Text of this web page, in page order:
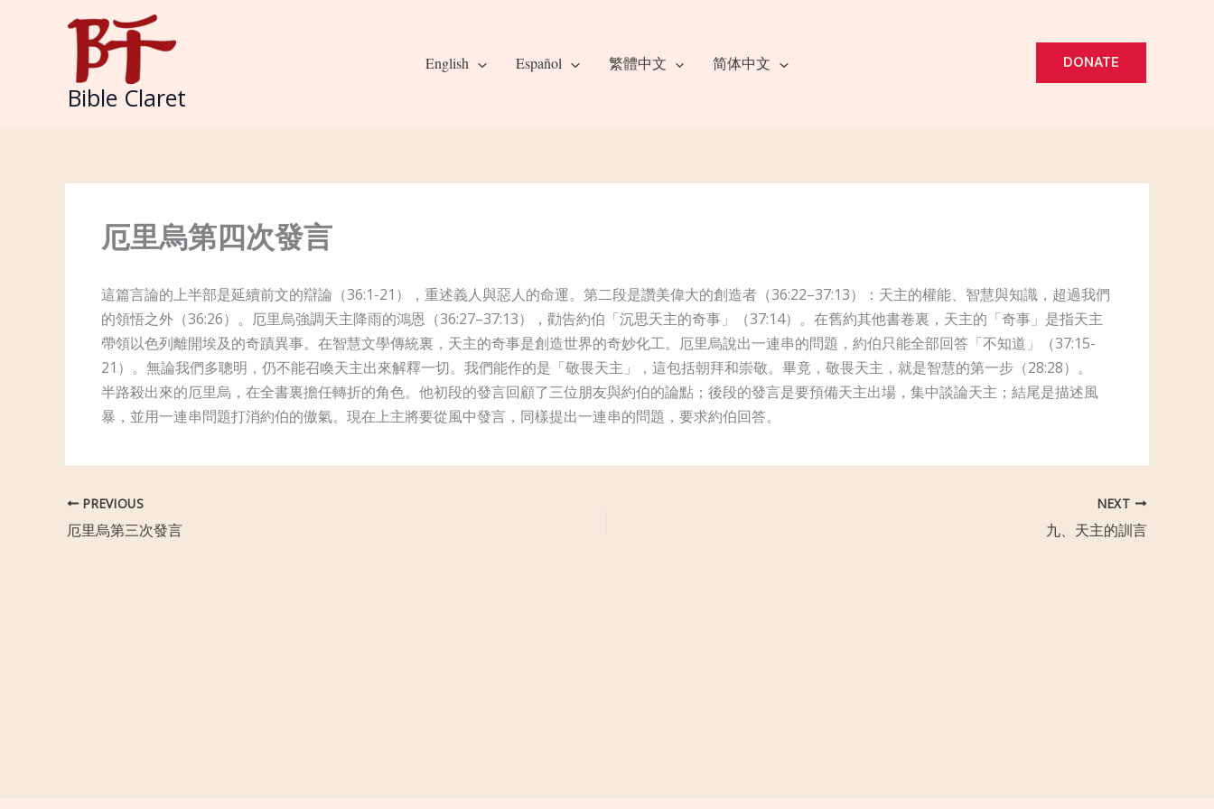
Bible Claret
English Español 繁體中文 简体中文 DONATE
厄里烏第四次發言
這篇言論的上半部是延續前文的辯論（36:1-21），重述義人與惡人的命運。第二段是讚美偉大的創造者（36:22–37:13）：天主的權能、智慧與知識，超過我們
的領悟之外（36:26）。厄里烏強調天主降雨的鴻恩（36:27–37:13），勸告約伯「沉思天主的奇事」（37:14）。在舊​​約其他書卷裏，天主的「奇事」是指天主
帶領以色列離開埃及的奇蹟異事。在智慧文學傳統裏，天主的奇事是創造世界的奇妙化工。厄里烏說出一連串的問題，約伯只能全部回答「不知道」（37:15-
21）。無論我們多聰明，仍不能召喚天主出來解釋一切。我們能作的是「敬畏天主」，這包括朝拜和崇敬。畢竟，敬畏天主，就是智慧的第一步（28:28）。
半路殺出來的厄里烏，在全書裏擔任轉折的角色。他初段的發言回顧了三位朋友與約伯的論點；後段的發言是要預備天主出場，集中談論天主；結尾是描述風
暴，並用一連串問題打消約伯的傲氣。現在上主將要從風中發言，同樣提出一連串的問題，要求約伯回答。
PREVIOUS
厄里烏第三次發言
NEXT
九、天主的訓言